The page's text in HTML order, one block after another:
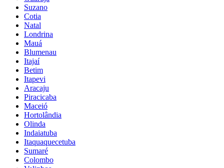
Suzano
Cotia
Natal
Londrina
Mauá
Blumenau
Itajaí
Betim
Itapevi
Aracaju
Piracicaba
Maceió
Hortolândia
Olinda
Indaiatuba
Itaquaquecetuba
Sumaré
Colombo